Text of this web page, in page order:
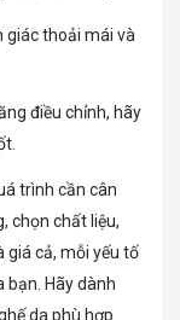
giác thoải mái và
điều chỉnh, hãy
trình cần cân
chọn chất liệu,
giá cả, mỗi yếu tố
bạn. Hãy dành
da phù hợp